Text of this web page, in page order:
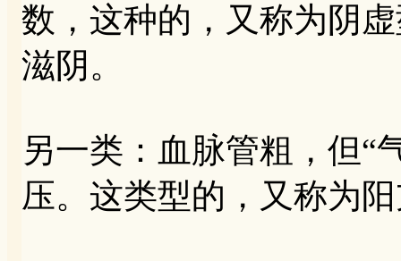
数，这种的，又称为阴
滋阴。
另一类：血脉管粗，但“
压。这类型的，又称为